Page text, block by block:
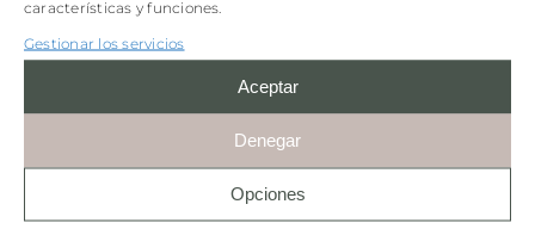
características y funciones.
Gestionar los servicios
Aceptar
Denegar
Opciones